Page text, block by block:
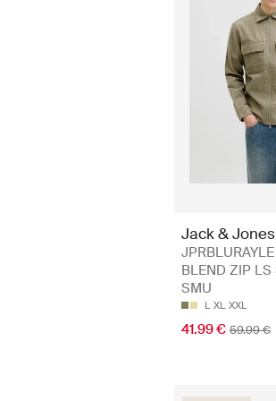
Jack & Jones
BLEND ZIP LS
SMU
L XL XXL
41.99 € 59.99 €